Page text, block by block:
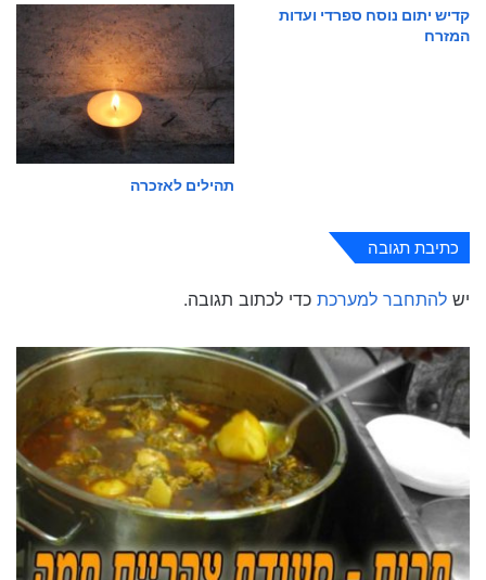
קדיש יתום נוסח ספרדי ועדות
המזרח
תהילים לאזכרה
כתיבת תגובה
יש להתחבר למערכת כדי לכתוב תגובה.